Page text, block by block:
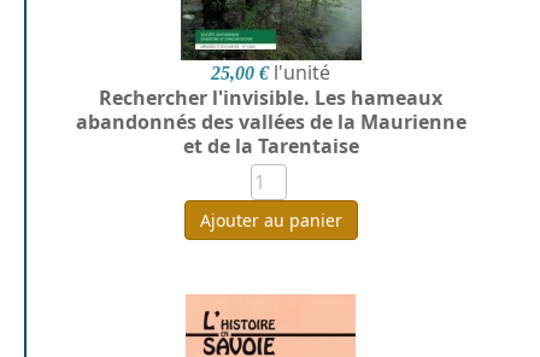
25,00 € l'unité
Rechercher l'invisible. Les hameaux
abandonnés des vallées de la Maurienne
et de la Tarentaise
Ajouter au panier